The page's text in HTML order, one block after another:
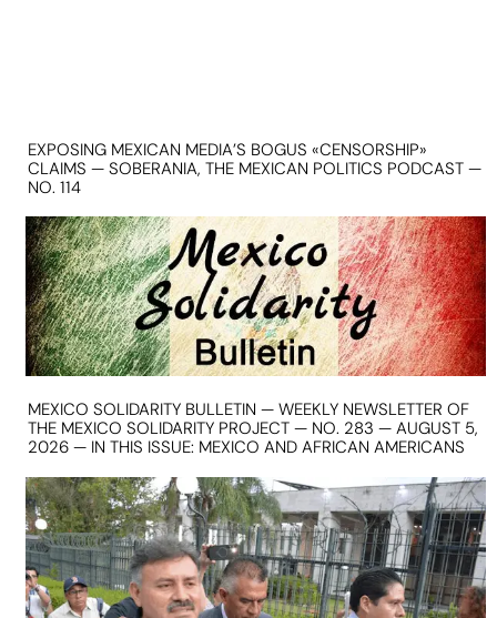
EXPOSING MEXICAN MEDIA’S BOGUS «CENSORSHIP»
CLAIMS — SOBERANIA, THE MEXICAN POLITICS PODCAST —
NO. 114
MEXICO SOLIDARITY BULLETIN — WEEKLY NEWSLETTER OF
THE MEXICO SOLIDARITY PROJECT — NO. 283 — AUGUST 5,
2026 — IN THIS ISSUE: MEXICO AND AFRICAN AMERICANS